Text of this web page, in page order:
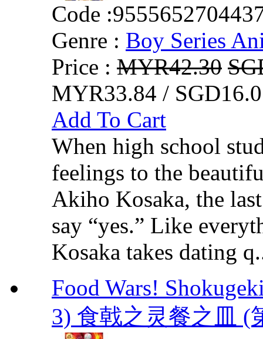
Code :
Genre : Boy Series
Price : MYR42.30
MYR33.84 /
Add To Cart
When high school
feelings to the
Akiho Kosaka, the
say “yes.” Like
Kosaka takes dating
Food Wars!
3) 食戟之灵餐之皿 (